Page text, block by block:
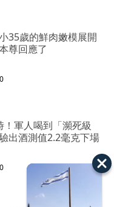
35歲的鮮肉嫩模展開
尊回應了
！軍人喝到「瀕死級
出酒測值2.2毫克下場